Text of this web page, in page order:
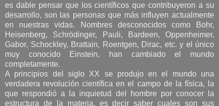
es dable pensar que los científicos que contribuyeron a su
desarrollo, son las personas que más influyen actualmente
en nuestras vidas. Nombres desconocidos como Bohr,
Heisenberg, Schrödinger, Pauli, Bardeen, Oppenheimer,
Gabor, Schockley, Brattain, Roentgen, Dirac, etc. y el único
muy conocido Einstein, han cambiado el mundo
completamente.
A principios del siglo XX se produjo en el mundo una
verdadera revolución científica en el campo de la física, la
que respondió a la inquietud del hombre por conocer la
estructura de la materia, es decir saber cuales son sus